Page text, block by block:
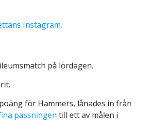
Instagram.
på lördagen.
för Hammers, lånades in från
passningen till ett av målen i